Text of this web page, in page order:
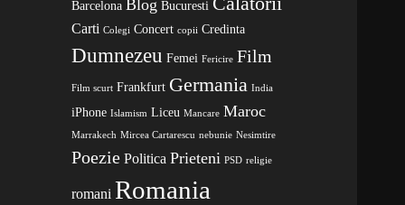
Barcelona Blog Bucuresti
Carti Colegi Concert copii Credinta
Dumnezeu Femei Fericire Film
Film scurt Frankfurt Germania India
iPhone Islamism Liceu Mancare Maroc
Marrakech Mircea Cartarescu nebunie Nesimtire
Poezie Politica Prieteni PSD religie
romani Romania